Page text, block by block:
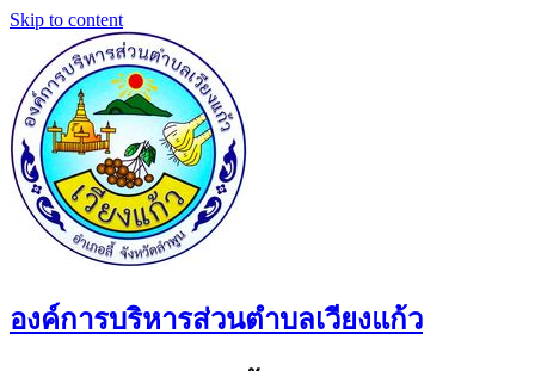
Skip to content
องค์การบริหารส่วนตำบลเวียงแก้ว